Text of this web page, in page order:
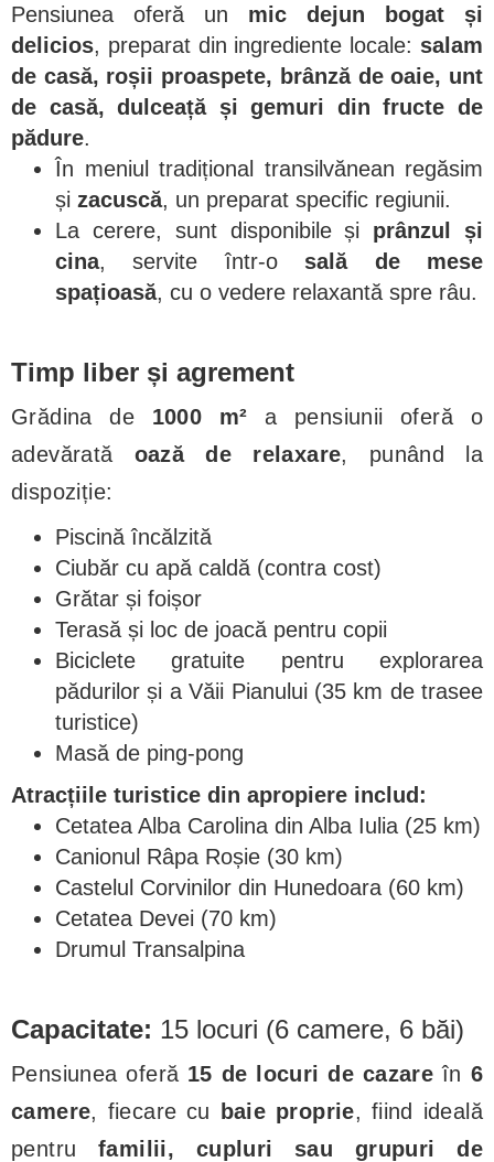
Pensiunea oferă un mic dejun bogat și
delicios, preparat din ingrediente locale: salam
de casă, roșii proaspete, brânză de oaie, unt
de casă, dulceață și gemuri din fructe de
pădure.
În meniul tradițional transilvănean regăsim
și zacuscă, un preparat specific regiunii.
La cerere, sunt disponibile și prânzul și
cina, servite într-o sală de mese
spațioasă, cu o vedere relaxantă spre râu.
Timp liber și agrement
Grădina de 1000 m² a pensiunii oferă o
adevărată oază de relaxare, punând la
dispoziție:
Piscină încălzită
Ciubăr cu apă caldă (contra cost)
Grătar și foișor
Terasă și loc de joacă pentru copii
Biciclete gratuite pentru explorarea
pădurilor și a Văii Pianului (35 km de trasee
turistice)
Masă de ping-pong
Atracțiile turistice din apropiere includ:
Cetatea Alba Carolina din Alba Iulia (25 km)
Canionul Râpa Roșie (30 km)
Castelul Corvinilor din Hunedoara (60 km)
Cetatea Devei (70 km)
Drumul Transalpina
Capacitate: 15 locuri (6 camere, 6 băi)
Pensiunea oferă 15 de locuri de cazare în 6
camere, fiecare cu baie proprie, fiind ideală
pentru familii, cupluri sau grupuri de